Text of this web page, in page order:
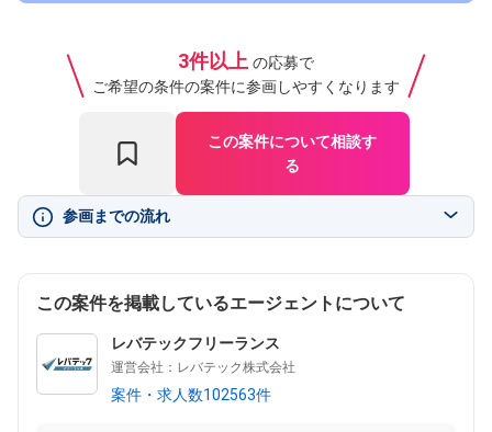
3件以上 の応募で
ご希望の条件の案件に参画しやすくなります
この案件について相談す
る
参画までの流れ
この案件を掲載しているエージェントについて
レバテックフリーランス
運営会社：レバテック株式会社
案件・求人数102563件